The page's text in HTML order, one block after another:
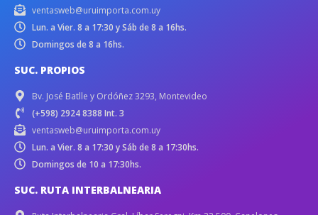
ventasweb@uruimporta.com.uy
Lun. a Vier. 8 a 17:30 y Sáb de 8 a 16hs.
Domingos de 8 a 16hs.
SUC. PROPIOS
Bv. José Batlle y Ordóñez 3293, Montevideo
(+598) 2924 8388 Int. 3
ventasweb@uruimporta.com.uy
Lun. a Vier. 8 a 17:30 y Sáb de 8 a 17:30hs.
Domingos de 10 a 17:30hs.
SUC. RUTA INTERBALNEARIA